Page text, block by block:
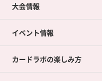
大会情報
イベント情報
カードラボの楽しみ方